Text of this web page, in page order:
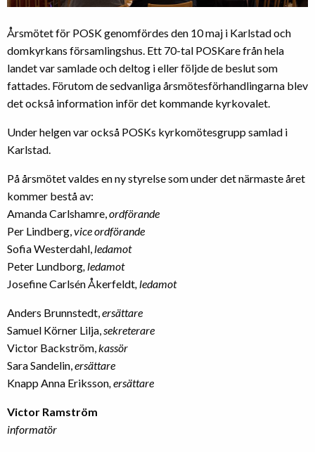
Årsmötet för POSK genomfördes den 10 maj i Karlstad och
domkyrkans församlingshus. Ett 70-tal POSKare från hela
landet var samlade och deltog i eller följde de beslut som
fattades. Förutom de sedvanliga årsmötesförhandlingarna blev
det också information inför det kommande kyrkovalet.
Under helgen var också POSKs kyrkomötesgrupp samlad i
Karlstad.
På årsmötet valdes en ny styrelse som under det närmaste året
kommer bestå av:
Amanda Carlshamre,ordförande
Per Lindberg,vice ordförande
Sofia Westerdahl,ledamot
Peter Lundborg, ledamot
Josefine Carlsén Åkerfeldt, ledamot
Anders Brunnstedt,ersättare
Samuel Körner Lilja,sekreterare
Victor Backström,kassör
Sara Sandelin,ersättare
Knapp Anna Eriksson, ersättare
Victor Ramström
informatör